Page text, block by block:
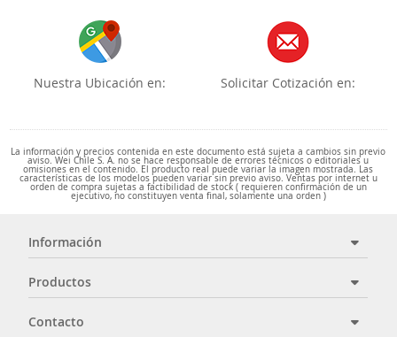
Nuestra Ubicación en: Solicitar Cotización en:
La información y precios contenida en este documento está sujeta a cambios sin previo
aviso. Wei Chile S. A. no se hace responsable de errores técnicos o editoriales u
omisiones en el contenido. El producto real puede variar la imagen mostrada. Las
características de los modelos pueden variar sin previo aviso. Ventas por internet u
orden de compra sujetas a factibilidad de stock ( requieren confirmación de un
ejecutivo, no constituyen venta final, solamente una orden )
Información
Productos
Contacto